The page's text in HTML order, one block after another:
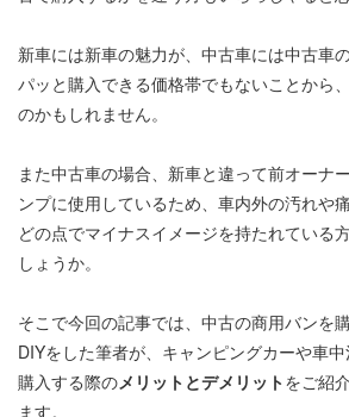
新車には新車の魅力が、中古車には中古車
パッと購入できる価格帯でもないことから
のかもしれません。
また中古車の場合、新車と違って前オーナ
ンプに使用しているため、車内外の汚れや
どの点でマイナスイメージを持たれている
しょうか。
そこで今回の記事では、中古の商用バンを
DIYをした筆者が、キャンピングカーや車
購入する際のメリットとデメリットをご紹
ます。